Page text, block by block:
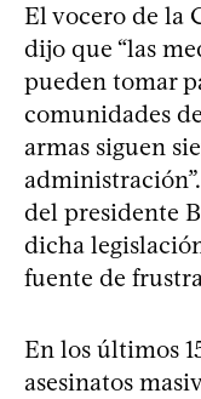
El vocero de la
dijo que “las
pueden tomar
comunidades
armas siguen
del presidente
dicha
fuente de
En los últimos
asesinatos